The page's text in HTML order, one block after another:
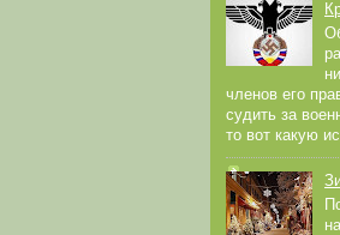
членов его
судить за
то вот какую